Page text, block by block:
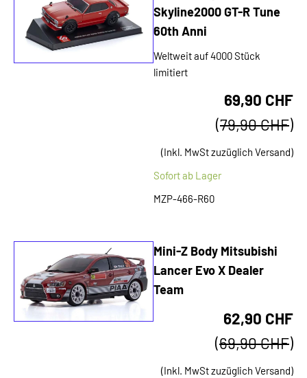
Skyline2000 GT-R Tune
60th Anni
Weltweit auf 4000 Stück
limitiert
69,90 CHF
(79,90 CHF)
(Inkl. MwSt zuzüglich Versand)
Sofort ab Lager
MZP-466-R60
Mini-Z Body Mitsubishi
Lancer Evo X Dealer
Team
62,90 CHF
(69,90 CHF)
(Inkl. MwSt zuzüglich Versand)